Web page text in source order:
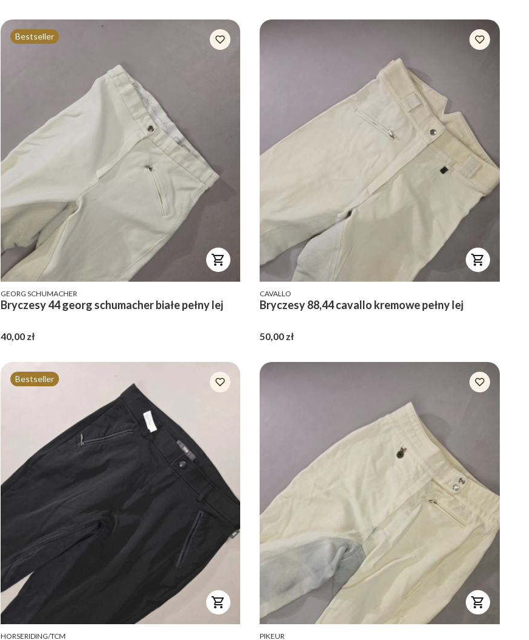
Bestseller
PRODUCENT
GEORG SCHUMACHER
Bryczesy 44 georg schumacher białe pełny lej
Cena
40,00 zł
PRODUCENT
CAVALLO
Bryczesy 88,44 cavallo kremowe pełny lej
Cena
50,00 zł
Bestseller
PRODUCENT
HORSERIDING/TCM PRODUCENT
PIKEUR